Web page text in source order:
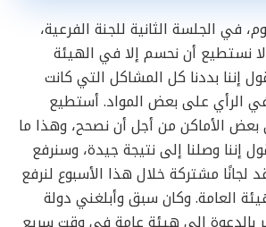
في الجلسة الثانية للجنة الفرعية،
نستطيع أن نحسم إلا في الهيئة
إننا بددنا كل المشاكل التي كانت
في الرأي على بعض المواد. أستطيع
بعض الأماكن من أجل أن نصحح، وهذا ما
إننا وصلنا إلى نتيجة جيدة، وسنرفع
لجانًا مشتركة خلال هذا الأسبوع لنرفع
العامة. وكان سبق وأبلغني دولة